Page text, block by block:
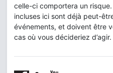
celle-ci comportera un
incluses ici sont déjà peut-
événements, et doivent être
cas où vous décideriez d’agir.